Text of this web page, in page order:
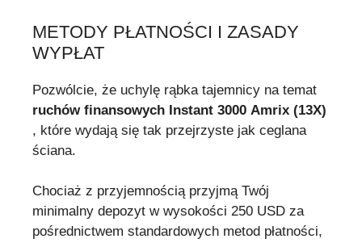
METODY PŁATNOŚCI I ZASADY
WYPŁAT
Pozwólcie, że uchylę rąbka tajemnicy na temat
ruchów finansowych Instant 3000 Amrix (13X)
, które wydają się tak przejrzyste jak ceglana
ściana.
Chociaż z przyjemnością przyjmą Twój
minimalny depozyt w wysokości 250 USD za
pośrednictwem standardowych metod płatności,